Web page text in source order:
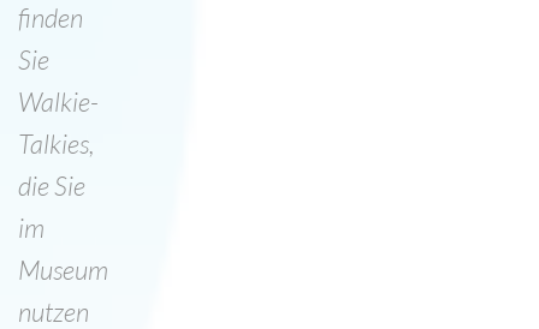
finden
Sie
Walkie-
Talkies,
die Sie
im
Museum
nutzen